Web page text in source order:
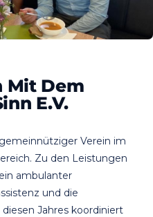
Mit Dem
E.V.
Verein im
Zu den Leistungen
ambulanter
und die
Jahres koordiniert